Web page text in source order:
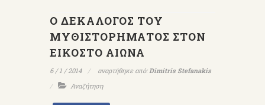
Ο ΔΕΚΑΛΟΓΟΣ ΤΟΥ
ΜΥΘΙΣΤΟΡΗΜΑΤΟΣ ΣΤΟΝ
ΕΙΚΟΣΤΟ ΑΙΩΝΑ
6 / 1 / 2014 αναρτήθηκε από:Dimitris Stefanakis
Αναζήτηση